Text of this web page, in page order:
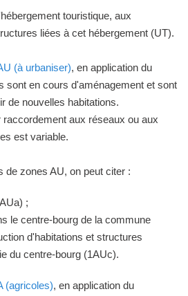
touristique, aux
liées à cet hébergement (UT).
(à urbaniser), en application du
sont en cours d'aménagement et sont
de nouvelles habitations.
raccordement aux réseaux ou aux
est variable.
de zones AU, on peut citer :
;
le centre-bourg de la commune
d'habitations et structures
du centre-bourg (1AUc).
(agricoles), en application du